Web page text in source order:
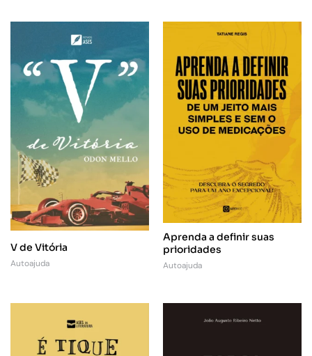
V de Vitória
Autoajuda
Aprenda a definir suas
prioridades
Autoajuda